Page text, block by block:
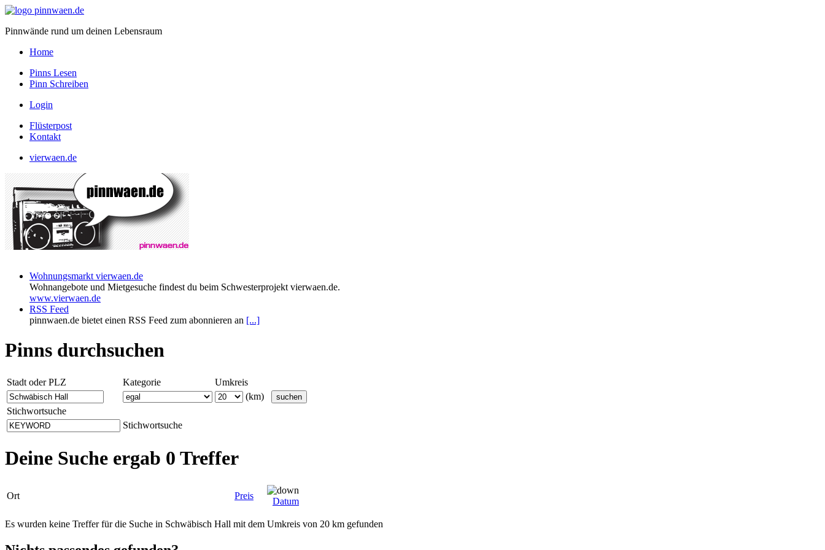
Pinnwände rund um deinen Lebensraum
Home
Pinns Lesen
Pinn Schreiben
Login
Flüsterpost
Kontakt
vierwaen.de
Wohnungsmarkt vierwaen.de
Wohnangebote und Mietgesuche findest du beim Schwesterprojekt vierwaen.de.
www.vierwaen.de
RSS Feed
pinnwaen.de bietet einen RSS Feed zum abonnieren an [...]
Pinns durchsuchen
Stadt oder PLZ Kategorie
Umkreis
(km)
Stichwortsuche
Stichwortsuche
Deine Suche ergab 0 Treffer
Ort Preis
Datum
Es wurden keine Treffer für die Suche in Schwäbisch Hall mit dem Umkreis von 20 km gefunden